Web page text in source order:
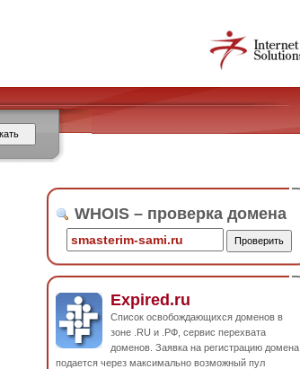
WHOIS – проверка домена
Expired.ru
Список освобождающихся доменов в
зоне .RU и .РФ, сервис перехвата
доменов. Заявка на регистрацию домена
подается через максимально возможный пул